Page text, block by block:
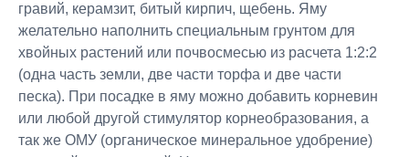
гравий, керамзит, битый кирпич, щебень. Яму
желательно наполнить специальным грунтом для
хвойных растений или почвосмесью из расчета 1:2:2
(одна часть земли, две части торфа и две части
песка). При посадке в яму можно добавить корневин
или любой другой стимулятор корнеобразования, а
так же ОМУ (органическое минеральное удобрение)